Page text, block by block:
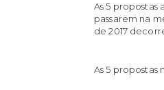
As 5 propostas
passarem na
de 2017
As 5 propostas